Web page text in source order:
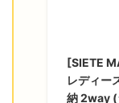
[SIETE
レディー
納 2way (